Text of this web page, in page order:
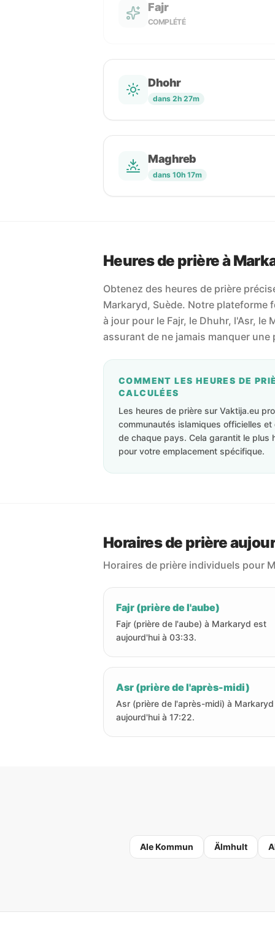
Fajr
COMPLÉTÉ
Dhohr
dans 2h 27m
Maghreb
dans 10h 17m
Heures de prière à
Obtenez des heures de prière
Markaryd, Suède. Notre plateforme
à jour pour le Fajr, le Dhuhr, l'Asr, le
assurant de ne jamais manquer une
COMMENT LES HEURES DE
CALCULÉES
Les heures de prière sur Vaktija.eu
communautés islamiques officielles
de chaque pays. Cela garantit le plus
pour votre emplacement spécifique.
Horaires de prière
Horaires de prière individuels pour
Fajr (prière de l'aube)
Fajr (prière de l'aube) à Markaryd est
aujourd'hui à 03:33.
Asr (prière de l'après-midi)
Asr (prière de l'après-midi) à
aujourd'hui à 17:22.
Ale Kommun Älmhult